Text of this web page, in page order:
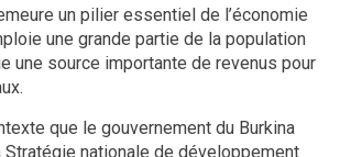
un pilier essentiel de l’économie
une grande partie de la population
une source importante de revenus pour
que le gouvernement du Burkina
Stratégie nationale de développement